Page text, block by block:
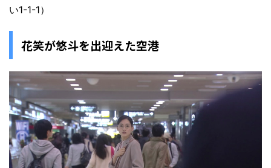
い1-1-1）
花笑が悠斗を出迎えた空港